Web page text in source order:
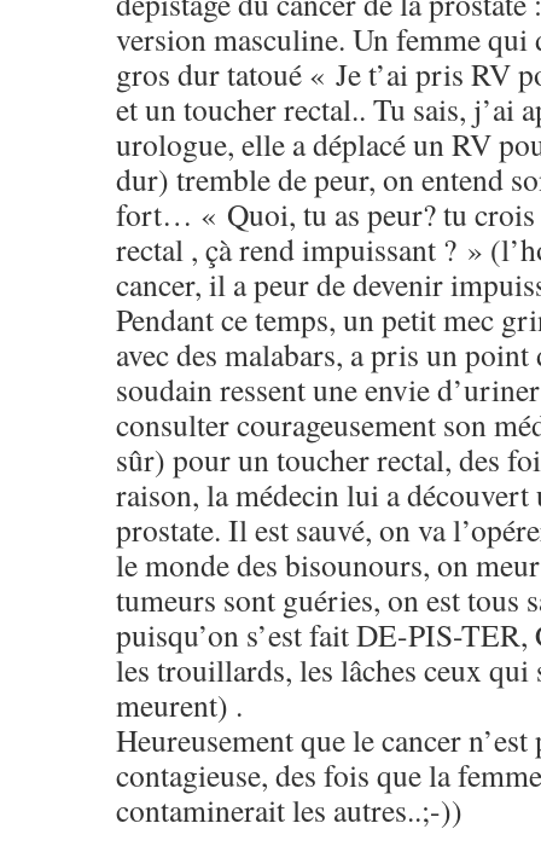
version masculine. Un femme qui
gros dur tatoué « Je t’ai pris RV
et un toucher rectal.. Tu sais, j’ai
urologue, elle a déplacé un RV
dur) tremble de peur, on entend
fort… « Quoi, tu as peur? tu crois
rectal , çà rend impuissant ? »
cancer, il a peur de devenir
Pendant ce temps, un petit mec
avec des malabars, a pris un point
soudain ressent une envie
consulter courageusement son
sûr) pour un toucher rectal, des
raison, la médecin lui a découvert
prostate. Il est sauvé, on va
le monde des bisounours, on
tumeurs sont guéries, on est tous
puisqu’on s’est fait DE-PIS-TER,
les trouillards, les lâches ceux qui
meurent) .
Heureusement que le cancer
contagieuse, des fois que la
contaminerait les autres..;-))